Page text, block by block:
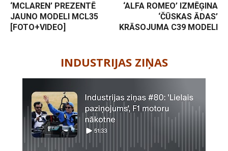
‘MCLAREN’ PREZENTĒ
JAUNO MODELI MCL35
[FOTO+VIDEO]
‘ALFA ROMEO’ IZMĒĢINA
‘ČŪSKAS ĀDAS’
KRĀSOJUMA C39 MODELI
INDUSTRIJAS ZIŅAS